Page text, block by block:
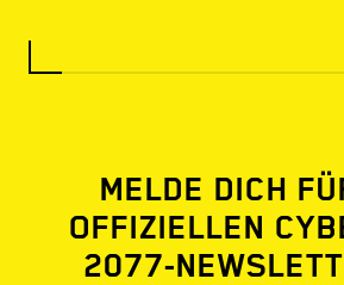
MELDE DICH
OFFIZIELLEN
2077-